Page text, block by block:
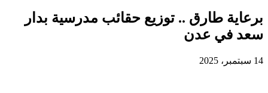
برعاية طارق .. توزيع حقائب مدرسية بدار
سعد في عدن
14 سبتمبر، 2025